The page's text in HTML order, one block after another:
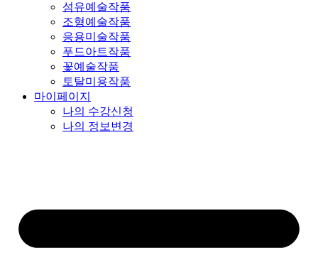
섬유예술작품
조형예술작품
응용미술작품
푸드아트작품
꽃예술작품
토탈미용작품
마이페이지
나의 수강신청
나의 정보변경